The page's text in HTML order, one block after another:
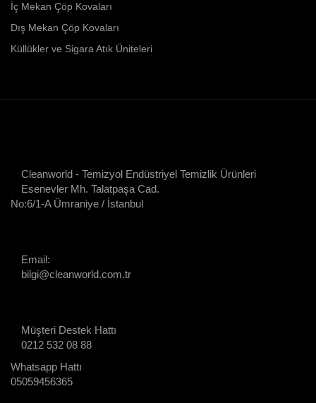
İç Mekan Çöp Kovaları
Dış Mekan Çöp Kovaları
Küllükler ve Sigara Atık Üniteleri
Cleanworld - Temizyol Endüstriyel Temizlik Ürünleri
Esenevler Mh. Talatpaşa Cad.
No:6/1-A Ümraniye / İstanbul
Email:
bilgi@cleanworld.com.tr
Müşteri Destek Hattı
0212 532 08 88
Whatsapp Hattı
05059456365